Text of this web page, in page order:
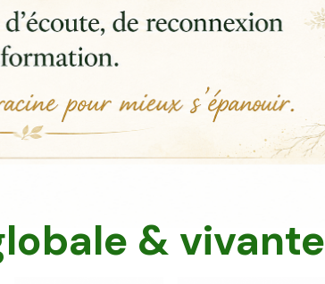
& vivante